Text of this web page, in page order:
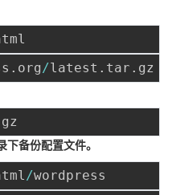
. org /latest . tar .
备份配置文件。
/